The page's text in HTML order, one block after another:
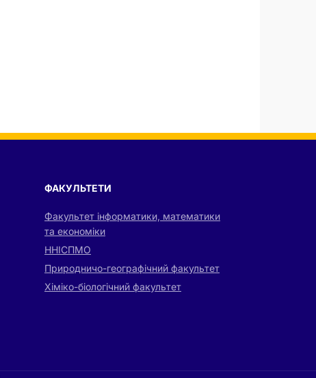
ФАКУЛЬТЕТИ
Факультет інформатики, математики
та економіки
ННІСПМО
Природничо-географічний факультет
Хіміко-біологічний факультет